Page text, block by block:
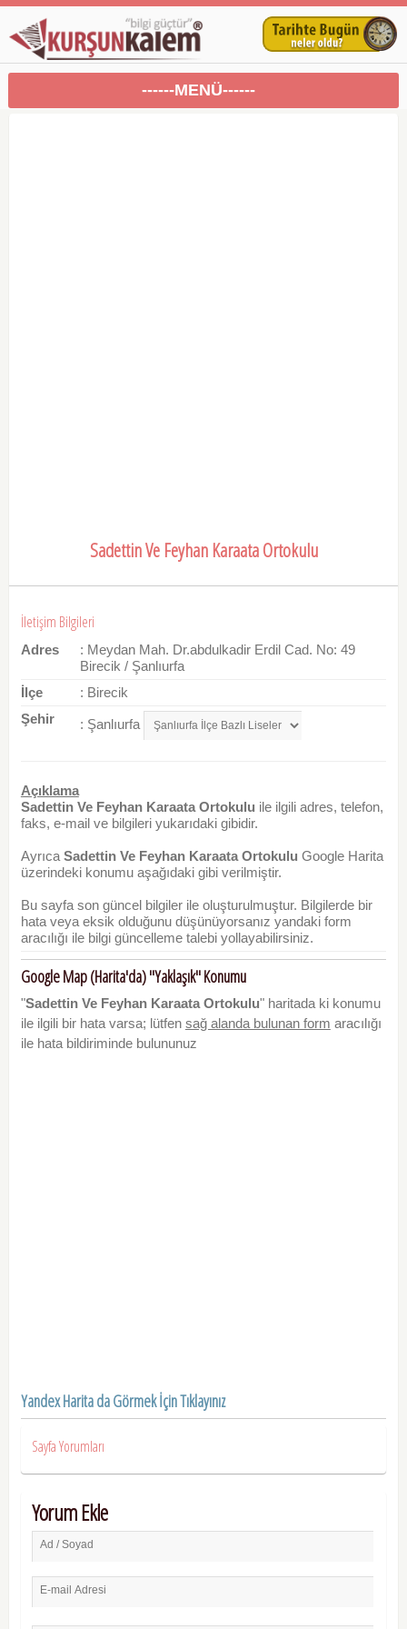
------MENÜ------
Sadettin Ve Feyhan Karaata Ortokulu
İletişim Bilgileri
Adres
: Meydan Mah. Dr.abdulkadir Erdil Cad. No: 49
Birecik / Şanlıurfa
İlçe
: Birecik
Şehir
: Şanlıurfa
Açıklama
Sadettin Ve Feyhan Karaata Ortokulu ile ilgili adres, telefon,
faks, e-mail ve bilgileri yukarıdaki gibidir.
AyrıcaSadettin Ve Feyhan Karaata Ortokulu Google Harita
üzerindeki konumu aşağıdaki gibi verilmiştir.
Bu sayfa son güncel bilgiler ile oluşturulmuştur. Bilgilerde bir
hata veya eksik olduğunu düşünüyorsanız yandaki form
aracılığı ile bilgi güncelleme talebi yollayabilirsiniz.
Google Map (Harita'da) "Yaklaşık" Konumu
"Sadettin Ve Feyhan Karaata Ortokulu" haritada ki konumu
ile ilgili bir hata varsa; lütfen sağ alanda bulunan form aracılığı
ile hata bildiriminde bulununuz
Yandex Harita da Görmek İçin Tıklayınız
Sayfa Yorumları
Yorum Ekle
Ad / Soyad
E-mail Adresi